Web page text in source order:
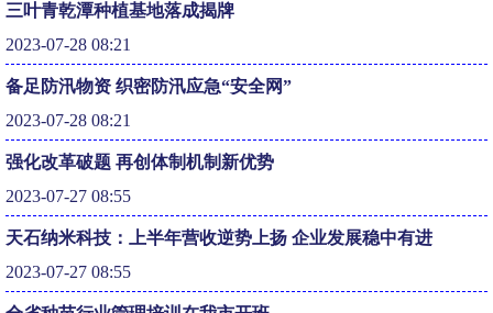
三叶青乾潭种植基地落成揭牌
2023-07-28 08:21
备足防汛物资 织密防汛应急“安全网”
2023-07-28 08:21
强化改革破题 再创体制机制新优势
2023-07-27 08:55
天石纳米科技：上半年营收逆势上扬 企业发展稳中有进
2023-07-27 08:55